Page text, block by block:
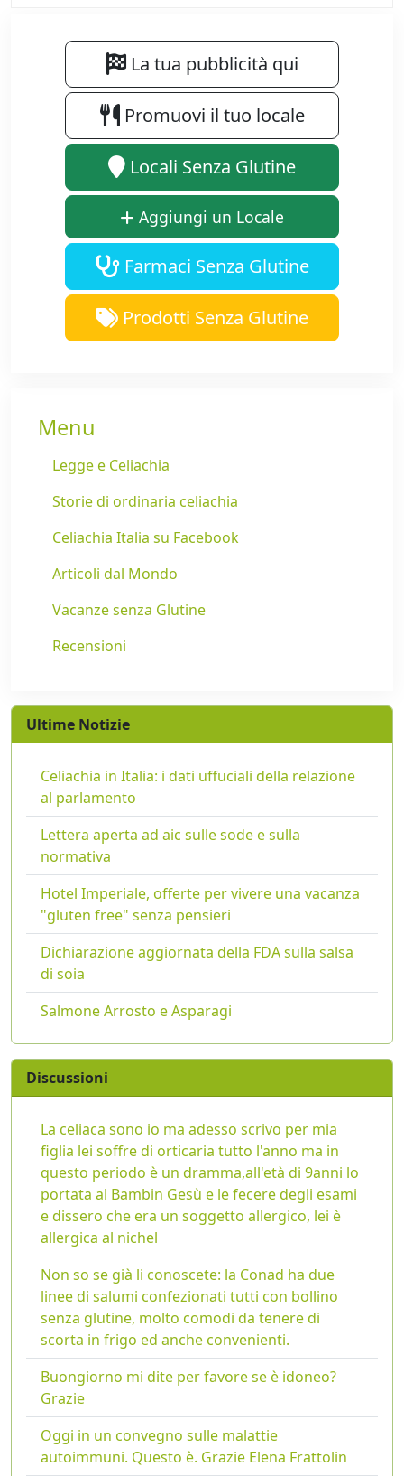
La tua pubblicità qui
Promuovi il tuo locale
Locali Senza Glutine
Aggiungi un Locale
Farmaci Senza Glutine
Prodotti Senza Glutine
Menu
Legge e Celiachia
Storie di ordinaria celiachia
Celiachia Italia su Facebook
Articoli dal Mondo
Vacanze senza Glutine
Recensioni
Ultime Notizie
Celiachia in Italia: i dati uffuciali della relazione
al parlamento
Lettera aperta ad aic sulle sode e sulla
normativa
Hotel Imperiale, offerte per vivere una vacanza
"gluten free" senza pensieri
Dichiarazione aggiornata della FDA sulla salsa
di soia
Salmone Arrosto e Asparagi
Discussioni
La celiaca sono io ma adesso scrivo per mia
figlia lei soffre di orticaria tutto l'anno ma in
questo periodo è un dramma,all'età di 9anni lo
portata al Bambin Gesù e le fecere degli esami
e dissero che era un soggetto allergico, lei è
allergica al nichel
Non so se già li conoscete: la Conad ha due
linee di salumi confezionati tutti con bollino
senza glutine, molto comodi da tenere di
scorta in frigo ed anche convenienti.
Buongiorno mi dite per favore se è idoneo?
Grazie
Oggi in un convegno sulle malattie
autoimmuni. Questo è. Grazie Elena Frattolin